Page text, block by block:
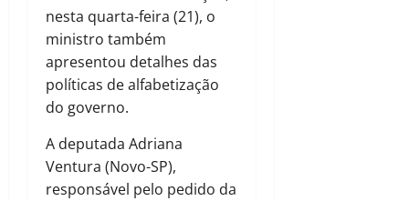
nesta quarta-feira (21), o
ministro também
apresentou detalhes das
políticas de alfabetização
do governo.
A deputada Adriana
Ventura (Novo-SP),
responsável pelo pedido da